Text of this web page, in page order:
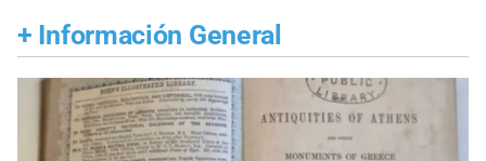
+ Información General